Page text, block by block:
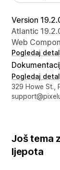
Version
Atlantic
Web
Pogledaj
Pogledaj
Podaci za
329 Howe St.,
Još tema
ljepota